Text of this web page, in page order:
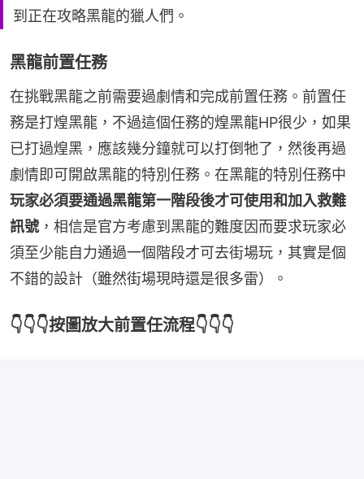
到正在攻略黑龍的獵人們。
黑龍前置任務
在挑戰黑龍之前需要過劇情和完成前置任務。前置任
務是打煌黑龍，不過這個任務的煌黑龍HP很少，如果
已打過煌黑，應該幾分鐘就可以打倒牠了，然後再過
劇情即可開啟黑龍的特別任務。在黑龍的特別任務中
玩家必須要通過黑龍第一階段後才可使用和加入救難
訊號 ，相信是官方考慮到黑龍的難度因而要求玩家必
須至少能自力通過一個階段才可去街場玩，其實是個
不錯的設計（雖然街場現時還是很多雷）。
👇👇👇按圖放大前置任流程👇👇👇